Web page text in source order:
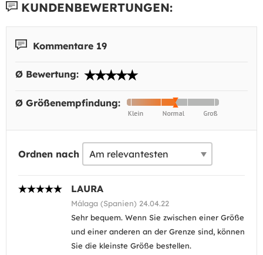
KUNDENBEWERTUNGEN:
Kommentare 19
Ø Bewertung:
Ø Größenempfindung:
Ordnen nach
LAURA
Málaga (Spanien) 24.04.22
Sehr bequem. Wenn Sie zwischen einer Größe
und einer anderen an der Grenze sind, können
Sie die kleinste Größe bestellen.